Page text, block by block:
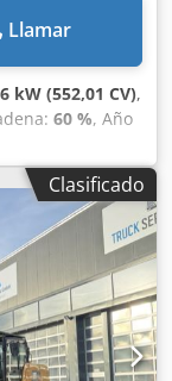
Llamar
kW (552,01 CV),
60 %, Año
, CATERPILLAR
de
cerrada
atrás
del brazo:
m Tren de
650 mm de
Peso operativo:
Clasificado